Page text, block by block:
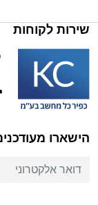
שירות לקוחות
הישארו
דואר אלקטרוני